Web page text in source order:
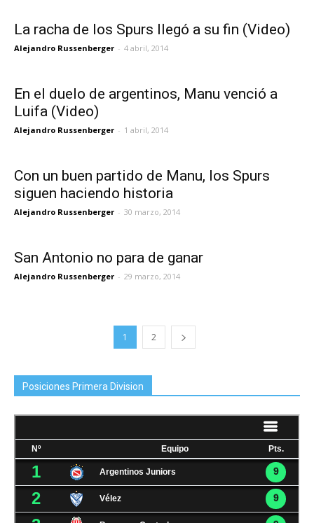
La racha de los Spurs llegó a su fin (Video)
Alejandro Russenberger - 4 abril, 2014
En el duelo de argentinos, Manu venció a
Luifa (Video)
Alejandro Russenberger - 1 abril, 2014
Con un buen partido de Manu, los Spurs
siguen haciendo historia
Alejandro Russenberger - 30 marzo, 2014
San Antonio no para de ganar
Alejandro Russenberger - 29 marzo, 2014
1 2
Posiciones Primera Division